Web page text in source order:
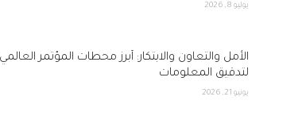
يوليو 8, 2026
الأمل والتعاون والابتكار: أبرز محطات المؤتمر
لتدقيق المعلومات
يونيو 21, 2026